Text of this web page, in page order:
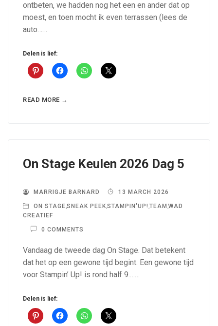
ontbeten, we hadden nog het een en ander dat op
moest, en toen mocht ik even terrassen (lees de
auto……
Delen is lief:
READ MORE →
On Stage Keulen 2026 Dag 5
MARRIGJE BARNARD 13 MARCH 2026
ON STAGE,SNEAK PEEK,STAMPIN'UP! ,TEAM ,WAD
CREATIEF
0 COMMENTS
Vandaag de tweede dag On Stage. Dat betekent
dat het op een gewone tijd begint. Een gewone tijd
voor Stampin’ Up! is rond half 9.……
Delen is lief: